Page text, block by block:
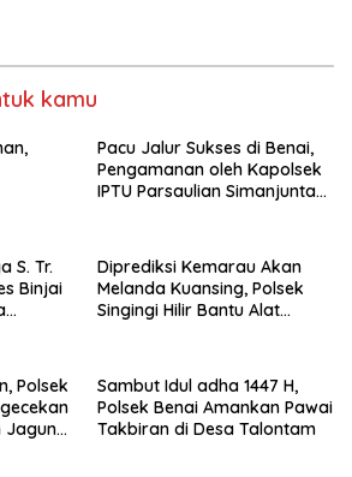
kamu
Pacu Jalur Sukses di Benai,
Pengamanan oleh Kapolsek
IPTU Parsaulian Simanjuntak,
S. Tr.
Binjai
Diprediksi Kemarau Akan
Melanda Kuansing, Polsek
Singingi Hilir Bantu Alat
Polsek
Jagung
Sambut Idul adha 1447 H,
Polsek Benai Amankan Pawai
Takbiran di Desa Talontam